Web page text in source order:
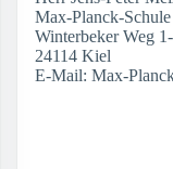
Max-Planck-
Winterbeker Weg
24114 Kiel
E-Mail: Max-